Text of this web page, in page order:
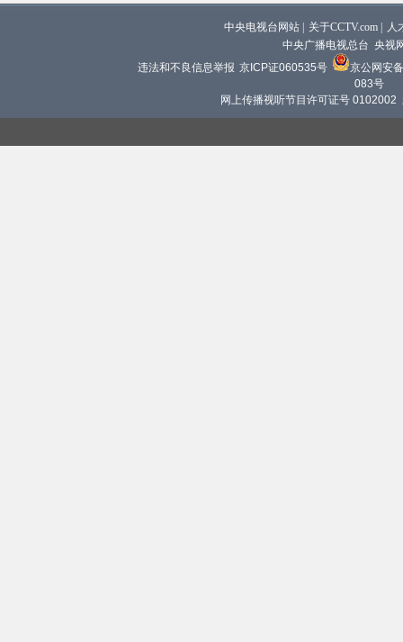
中央电视台网站 关于CCTV.com
人
中央广播电视总台 央视
违法和不良信息举报 京ICP证060535号
京公网安
083号
网上传播视听节目许可证号